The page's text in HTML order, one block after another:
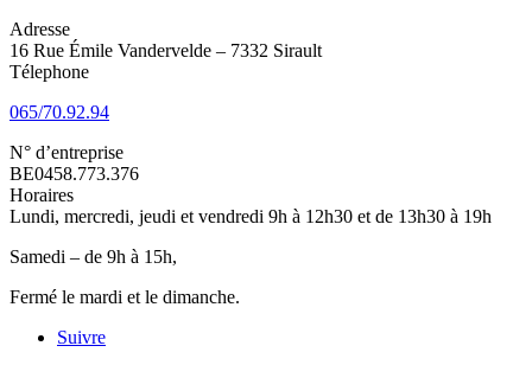
Adresse
16 Rue Émile Vandervelde – 7332 Sirault
Télephone
065/70.92.94
N° d’entreprise
BE0458.773.376
Horaires
Lundi, mercredi, jeudi et vendredi 9h à 12h30 et de 13h30 à 19h
Samedi – de 9h à 15h,
Fermé le mardi et le dimanche.
Suivre